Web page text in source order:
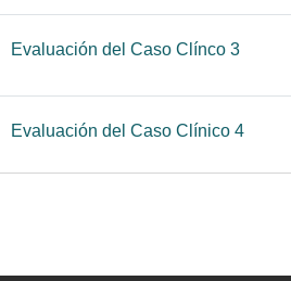
Evaluación del Caso Clínco 3Página
Evaluación del Caso Clínico 4Página